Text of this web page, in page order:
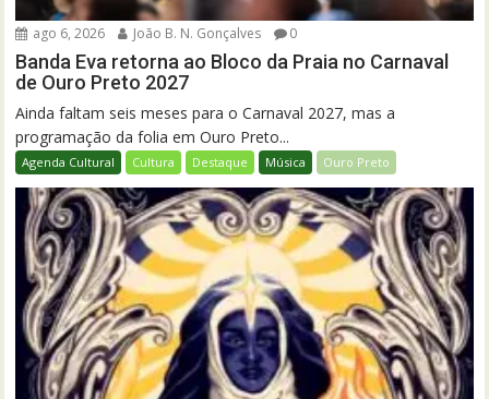
ago 6, 2026 João B. N. Gonçalves 0
Banda Eva retorna ao Bloco da Praia no Carnaval
de Ouro Preto 2027
Ainda faltam seis meses para o Carnaval 2027, mas a
programação da folia em Ouro Preto...
Agenda Cultural Cultura Destaque Música Ouro Preto